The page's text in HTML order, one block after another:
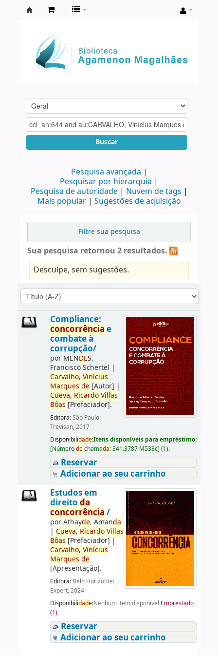
Agamenon
Magalhães
Buscar
Pesquisa avançada
Pesquisar por hierarquia
Pesquisa de autoridade
Nuvem de tags
Mais popular
Sugestões de aquisição
Filtre sua pesquisa
Sua pesquisa retornou 2 resultados.
Desculpe, sem sugestões.
Compliance:
concorrência e
combate à
corrupção/
por MENDES,
Francisco Schertel |
Carvalho, Vinícius
Marques de[Autor] |
Cueva, Ricardo Villas
Bôas [Prefaciador].
Editora:São Paulo:
Trevisan, 2017
Disponibilidade:Itens disponíveis para empréstimo:
[Númerodechamada:341.3787 M538c] (1).
Reservar
Adicionar ao seu carrinho
Estudos em
direito da
concorrência /
porAthayde, Amanda
| Cueva, Ricardo Villas
Bôas [Prefaciador] |
Carvalho, Vinícius
Marques de
[Apresentação].
Editora: Belo Horizonte:
Expert, 2024
Disponibilidade:Nenhum item disponível Emprestado
(1).
Reservar
Adicionar ao seu carrinho